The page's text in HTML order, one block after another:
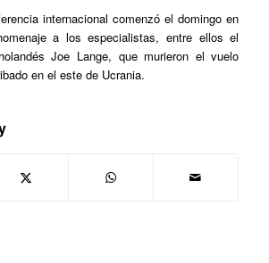
internacional comenzó el domingo en
a los especialistas, entre ellos el
Joe Lange, que murieron el vuelo
en el este de Ucrania.